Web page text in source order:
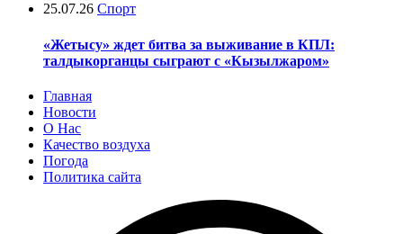
25.07.26 Спорт
«Жетысу» ждет битва за выживание в КПЛ:
талдыкорганцы сыграют с «Кызылжаром»
Главная
Новости
О Нас
Качество воздуха
Погода
Политика сайта